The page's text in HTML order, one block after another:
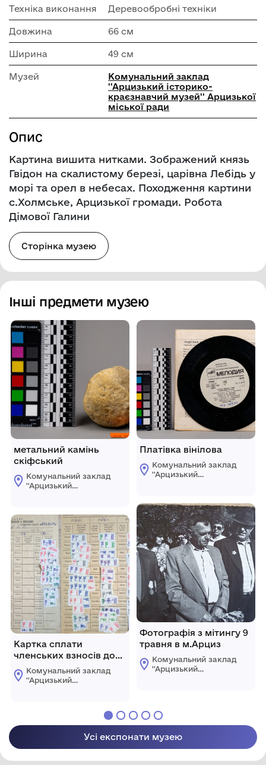
Техніка виконання Деревообробні техніки
Довжина 66 см
Ширина 49 см
Музей
Комунальний заклад
''Арцизький історико-
краєзнавчий музей'' Арцизької
міської ради
Опис
Картина вишита нитками. Зображений князь
Гвідон на скалистому березі, царівна Лебідь у
морі та орел в небесах. Походження картини
с.Холмське, Арцизької громади. Робота
Дімової Галини
Сторінка музею
Інші предмети музею
метальний камінь
скіфський
Комунальний заклад
''Арцизький
Арцизької міської
ради
Картка сплати
членських взносів до
профсоюзу на ім'я
Ташева Г.С.
Комунальний заклад
''Арцизький
Платівка вінілова
Комунальний заклад
''Арцизький
Арцизької міської
ради
Фотографія з мітингу 9
травня в м.Арциз
Комунальний заклад
''Арцизький
Усі експонати музею